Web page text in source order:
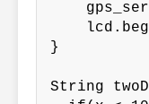
}
String